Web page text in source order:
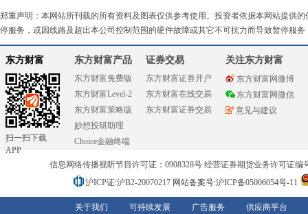
郑重声明：本网站所刊载的所有资料及图表仅供参考使用。投资者依据本网站提供
停服务，或因线路及超出本公司控制范围的硬件故障或其它不可抗力而导致暂停服
东方财富
扫一扫下载
APP
东方财富产品
东方财富免费版
东方财富Level-2
东方财富策略版
妙想投研助理
Choice金融终端
证券交易
东方财富证券开户
东方财富在线交易
东方财富证券交易
关注东方财富
东方财富网微博
东方财富网微信
意见与建议
信息网络传播视听节目许可证：0908328号 经营证券期货业务许可证编
沪ICP证:沪B2-20070217 网站备案号:沪ICP备05006054号-11
关于我们 可持续发展 广告服务 供应商平台